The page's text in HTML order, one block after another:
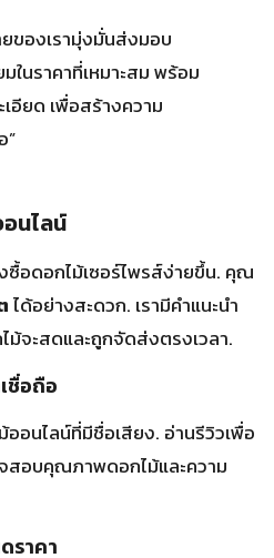
ซื้อดอกไม้เซอร์ไพรส์ง่ายขึ้น. คุณ
ได้อย่างสะดวก. เรามีคำแนะนำ
ม้จะสดและถูกจัดส่งตรงเวลา.
อถือ
อนไลน์ที่มีชื่อเสียง. อ่านรีวิวเพื่อ
อบคุณภาพดอกไม้และความ
ราคา
งินด้วยช่องทางที่ปลอดภัย.